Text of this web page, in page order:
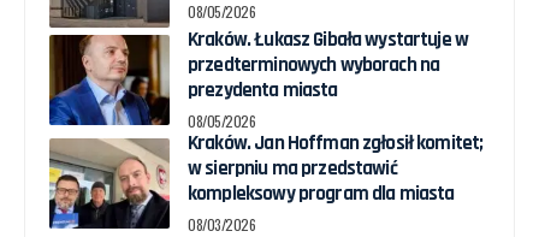
08/05/2026
Kraków. Łukasz Gibała wystartuje w
przedterminowych wyborach na
prezydenta miasta
08/05/2026
Kraków. Jan Hoffman zgłosił komitet;
w sierpniu ma przedstawić
kompleksowy program dla miasta
08/03/2026